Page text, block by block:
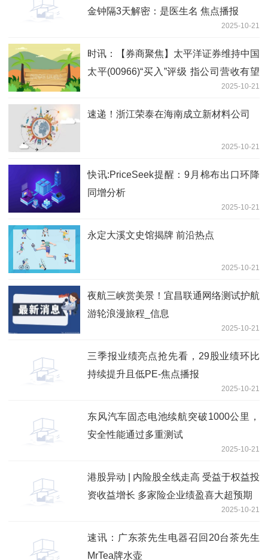
金钟隔3天解密：是医生名 焦点播报
2025-10-21
时讯：【券商聚焦】太平洋证券维持中国
太平(00966)“买入”评级 指公司营收有望
2025-10-21
速递！浙江荣泰在海南成立新材料公司
2025-10-21
快讯:PriceSeek提醒：9月棉布出口环降
同增分析
2025-10-21
永定大溪文史馆揭牌 前沿热点
2025-10-21
夜航三峡赏美景！宜昌联通网络测试护航
游轮浪漫旅程_信息
2025-10-21
三季报业绩亮点抢先看，29股业绩环比
持续提升且低PE-焦点播报
2025-10-21
东风汽车固态电池续航突破1000公里，
安全性能通过多重测试
2025-10-21
港股异动 | 内险股全线走高 受益于权益投
资收益增长 多家险企业绩盈喜大超预期
2025-10-21
速讯：广东茶先生电器召回20台茶先生
MrTea牌水壶